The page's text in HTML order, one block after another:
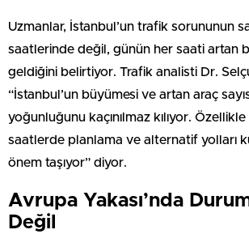
Uzmanlar, İstanbul’un trafik sorununun
saatlerinde değil, günün her saati artan
geldiğini belirtiyor. Trafik analisti Dr.
“İstanbul’un büyümesi ve artan araç
yoğunluğunu kaçınılmaz kılıyor.
saatlerde planlama ve alternatif yolları
önem taşıyor” diyor.
Avrupa Yakası’nda
Değil